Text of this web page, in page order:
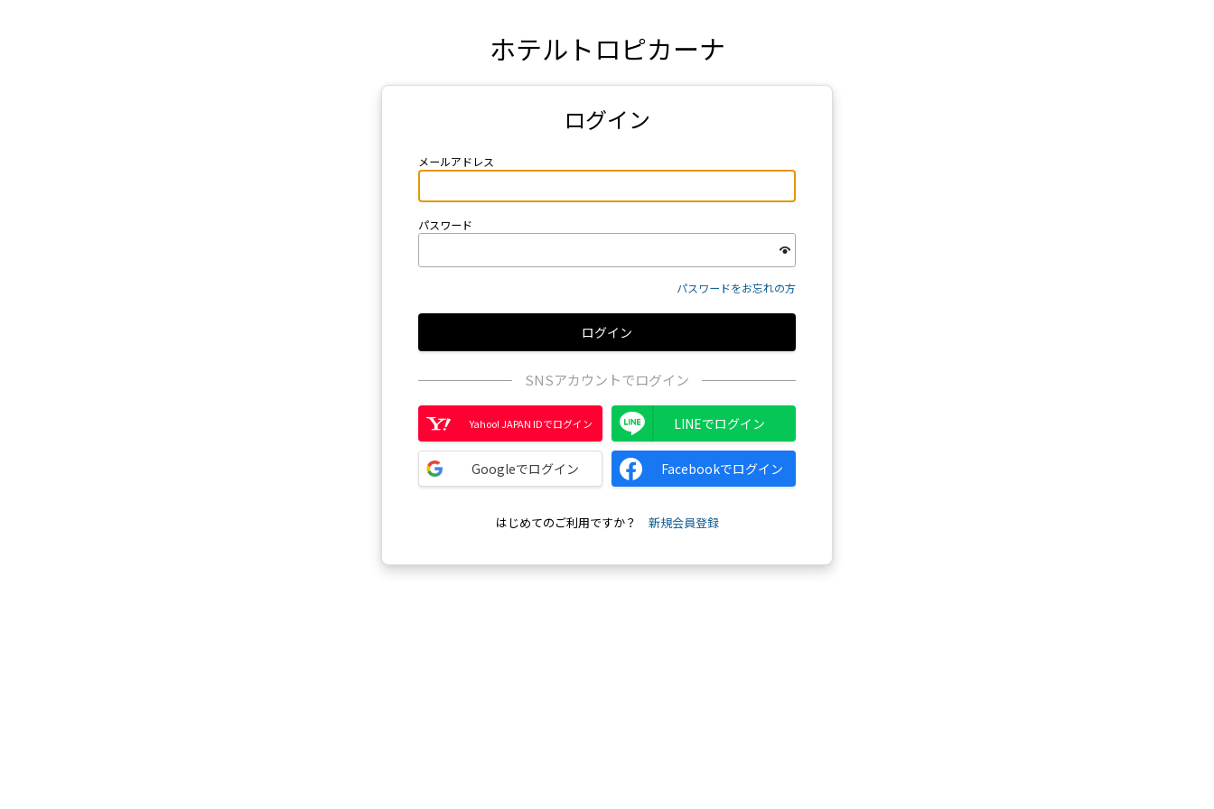
ホテルトロピカーナ
ログイン
メールアドレス
パスワード
パスワードをお忘れの方
SNSアカウントでログイン
Yahoo! JAPAN IDでログイン LINEでログイン
Googleでログイン Facebookでログイン
はじめてのご利用ですか？ 新規会員登録